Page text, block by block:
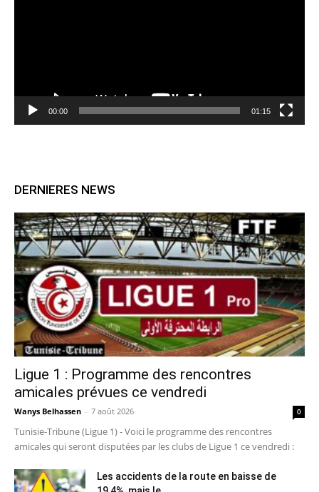
00:00 01:15
DERNIERES NEWS
Ligue 1 : Programme des rencontres
amicales prévues ce vendredi
Wanys Belhassen - 7 août 2026 0
Tunisie-Tribune (Ligue 1) - Voici le programme des rencontres
amicales qui seront disputées par les clubs de Ligue 1 ce vendredi :
Les accidents de la route en baisse de